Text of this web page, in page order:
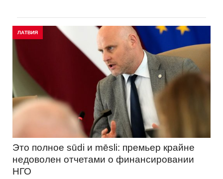
ЛАТВИЯ
Это полное sūdi и mēsli: премьер крайне
недоволен отчетами о финансировании
НГО